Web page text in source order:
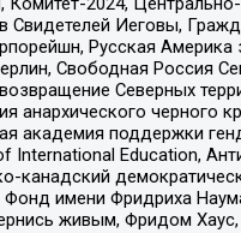
Свидетелей Иеговы,
Русская Америка
Свободная Россия
Северных
анархического черного
академия поддержки
International Education,
канадский
имени Фридриха
живым, Фридом